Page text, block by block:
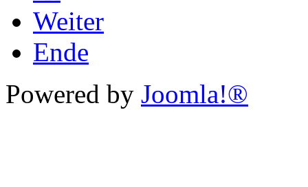
Weiter
Ende
Powered by Joomla!®